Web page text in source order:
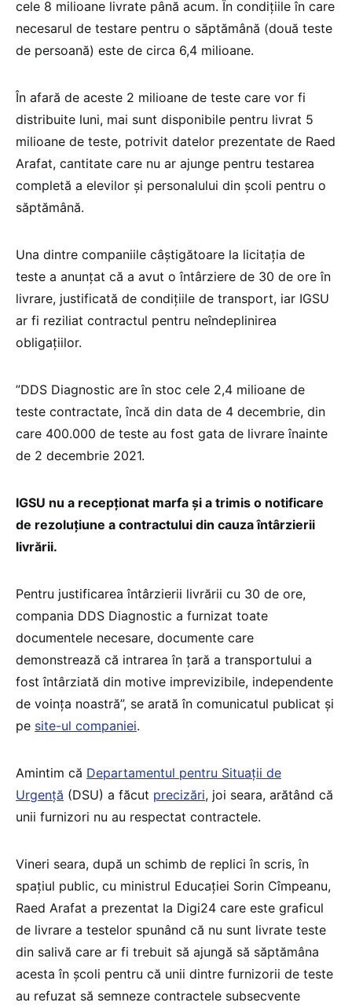
cele 8 milioane livrate până acum. În condițiile în care
necesarul de testare pentru o săptămână (două teste
de persoană) este de circa 6,4 milioane.
În afară de aceste 2 milioane de teste care vor fi
distribuite luni, mai sunt disponibile pentru livrat 5
milioane de teste, potrivit datelor prezentate de Raed
Arafat, cantitate care nu ar ajunge pentru testarea
completă a elevilor și personalului din școli pentru o
săptămână.
Una dintre companiile câștigătoare la licitația de
teste a anunțat că a avut o întârziere de 30 de ore în
livrare, justificată de condițiile de transport, iar IGSU
ar fi reziliat contractul pentru neîndeplinirea
obligațiilor.
”DDS Diagnostic are în stoc cele 2,4 milioane de
teste contractate, încă din data de 4 decembrie, din
care 400.000 de teste au fost gata de livrare înainte
de 2 decembrie 2021.
IGSU nu a recepționat marfa și a trimis o notificare
de rezoluțiune a contractului din cauza întârzierii
livrării.
Pentru justificarea întârzierii livrării cu 30 de ore,
compania DDS Diagnostic a furnizat toate
documentele necesare, documente care
demonstrează că intrarea în țară a transportului a
fost întârziată din motive imprevizibile, independente
de voința noastră”, se arată în comunicatul publicat și
pe site-ul companiei.
Amintim că Departamentul pentru Situații de
Urgență (DSU) a făcut precizări, joi seara, arătând că
unii furnizori nu au respectat contractele.
Vineri seara, după un schimb de replici în scris, în
spațiul public, cu ministrul Educației Sorin Cîmpeanu,
Raed Arafat a prezentat la Digi24 care este graficul
de livrare a testelor spunând că nu sunt livrate teste
din salivă care ar fi trebuit să ajungă să săptămâna
acesta în şcoli pentru că unii dintre furnizorii de teste
au refuzat să semneze contractele subsecvente